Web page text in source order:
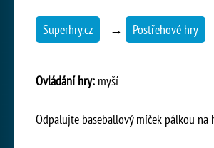
Superhry.cz → Postřehové hry
Ovládání hry: myší
Odpalujte baseballový míček pálkou na